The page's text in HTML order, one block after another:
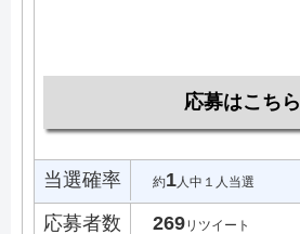
応募はこちら
当選確率 約1 人中１人当選
応募者数 269リツイート